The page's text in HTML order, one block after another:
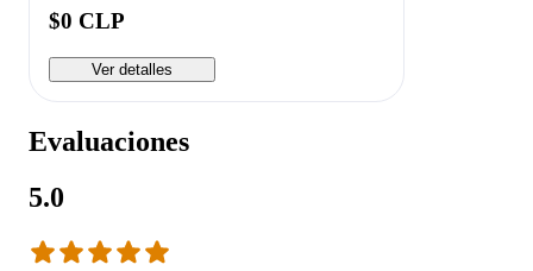
$0 CLP
Ver detalles
Evaluaciones
5.0